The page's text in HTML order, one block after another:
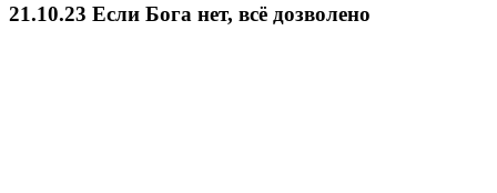
21.10.23 Если Бога нет, всё дозволено